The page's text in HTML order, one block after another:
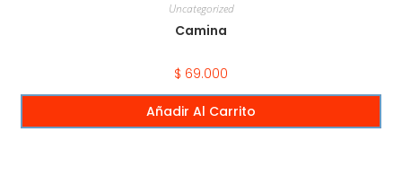
Uncategorized
Camina
$ 69.000
Añadir Al Carrito